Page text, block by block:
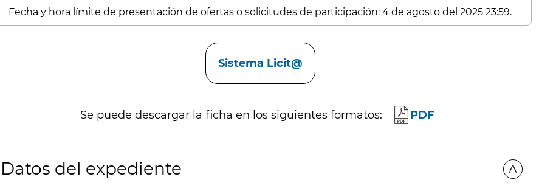
Fecha y hora límite de presentación de ofertas o solicitudes de participación: 4 de agosto del 2025 23:59.
Sistema Licit@
Se puede descargar la ficha en los siguientes formatos: PDF
Datos del expediente